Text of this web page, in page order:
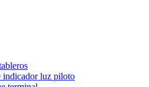
indicador luz piloto